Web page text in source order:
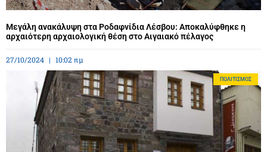
Μεγάλη ανακάλυψη στα Ροδαφνίδια Λέσβου: Αποκαλύφθηκε η
αρχαιότερη αρχαιολογική θέση στο Αιγαιακό πέλαγος
27/10/2024 10:02 πμ
ΠΟΛΙΤΙΣΜΌΣ